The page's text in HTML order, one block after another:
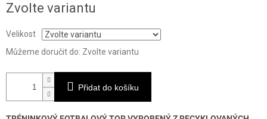
cena:
Zvolte variantu
Velikost
Můžeme doručit do: Zvolte variantu
Přidat do košíku